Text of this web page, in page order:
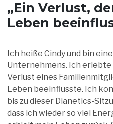
„Ein Verlust,
Leben
Ich heiße Cindy und bin
Unternehmens. Ich
Verlust eines
Leben beeinflusste. Ich
bis zu dieser Dianetics-
dass ich wieder so viel